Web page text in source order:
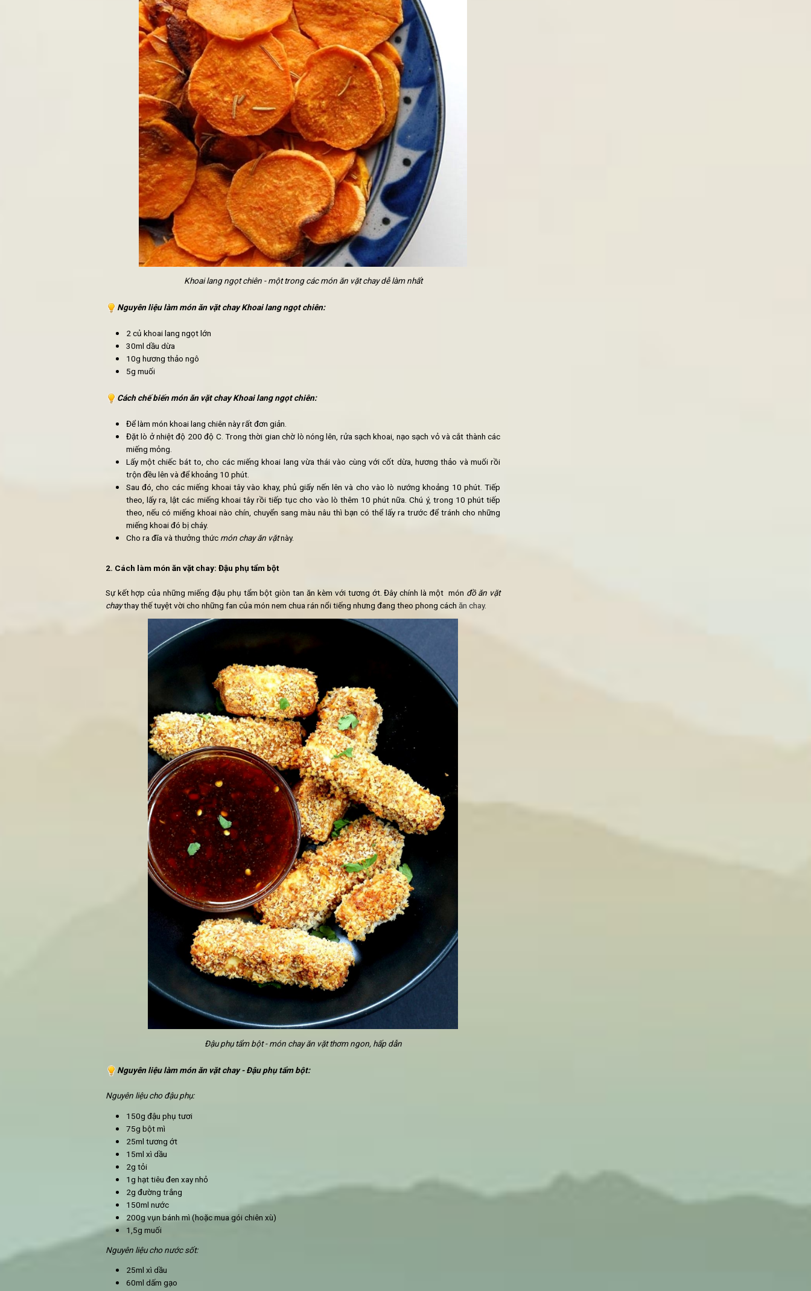
1. Cách làm món ăn vặt chay - Khoai lang ngọt chiên
Khoai lang ngọt rất tốt cho cơ thể con người khi nó giúp bổ sung các dinh dưỡng thiết yếu cho cơ thể. Ngoài ra
khoai lang ngọt còn giúp duy trì đường huyết, giảm nguy cơ các bệnh về xơ vữa động mạch và tai biến mạch
máu não. Chính vì vậy, cácmón ăn vặt chaylàm từ khoai lang ngọt rất tốt cho cơ thể.
Khoai lang ngọt chiên - một trong các món ăn vặt chay dễ làm nhất
Nguyên liệu làm món ăn vặt chay Khoai lang ngọt chiên:
2 củ khoai lang ngọt lớn
10g hương thảo ngô
5g muối
Cách chế biếnmón ăn vặt chay Khoai lang ngọt chiên:
Để làm món khoai lang chiên này rất đơn giản.
Đặt lò ở nhiệt độ 200 độ C. Trong thời gian chờ lò nóng lên, rửa sạch khoai, nạo sạch vỏ và cắt thành các
Lấy một chiếc bát to, cho các miếng khoai lang vừa thái vào cùng với cốt dừa, hương thảo và muối rồi
trộn đều lên và để khoảng 10 phút.
Sau đó, cho các miếng khoai tây vào khay, phủ giấy nến lên và cho vào lò nướng khoảng 10 phút. Tiếp
theo, lấy ra, lật các miếng khoai tây rồi tiếp tục cho vào lò thêm 10 phút nữa. Chú ý, trong 10 phút tiếp
theo, nếu có miếng khoai nào chín, chuyển sang màu nâu thì bạn có thể lấy ra trước để tránh cho những
miếng khoai đó bị cháy.
Cho ra đĩa và thưởng thứcmón chay ăn vặtnày.
2. Cách làm món ăn vặt chay: Đậu phụ tẩm bột
Sự kết hợp của những miếng đậu phụ tẩm bột giòn tan ăn kèm với tương ớt. Đây chính là một món
thay thế tuyệt vời cho những fan của món nem chua rán nổi tiếng nhưng đang theo phong cách